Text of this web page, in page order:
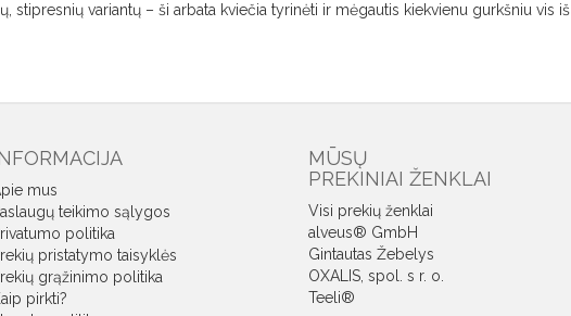
stipresnių variantų – ši arbata kviečia tyrinėti ir mėgautis kiekvienu gurkšniu vis iš
mus
teikimo sąlygos
politika
pristatymo taisyklės
grąžinimo politika
pirkti?
MŪSŲ
PREKINIAI ŽENKLAI
Visi prekių ženklai
alveus® GmbH
Gintautas Žebelys
OXALIS, spol. s r. o.
Teeli®